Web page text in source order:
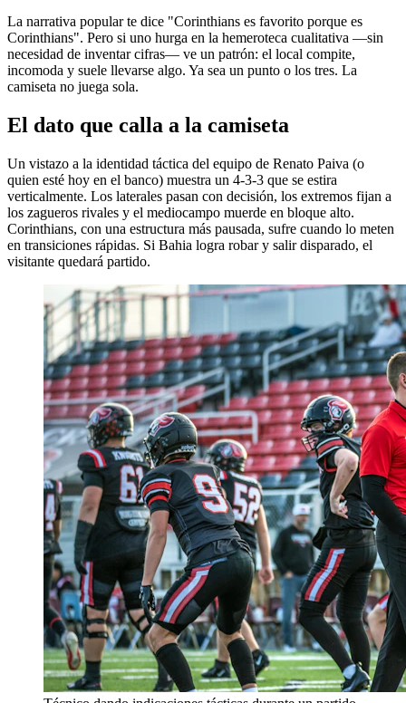
La narrativa popular te dice "Corinthians es favorito porque es
Corinthians". Pero si uno hurga en la hemeroteca cualitativa —sin
necesidad de inventar cifras— ve un patrón: el local compite,
incomoda y suele llevarse algo. Ya sea un punto o los tres. La
camiseta no juega sola.
El dato que calla a la camiseta
Un vistazo a la identidad táctica del equipo de Renato Paiva (o
quien esté hoy en el banco) muestra un 4-3-3 que se estira
verticalmente. Los laterales pasan con decisión, los extremos fijan a
los zagueros rivales y el mediocampo muerde en bloque alto.
Corinthians, con una estructura más pausada, sufre cuando lo meten
en transiciones rápidas. Si Bahia logra robar y salir disparado, el
visitante quedará partido.